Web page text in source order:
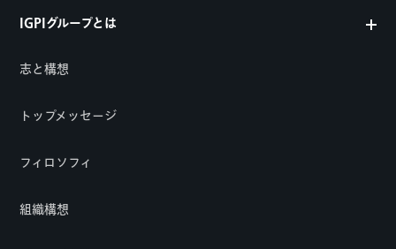
IGPIグループとは
志と構想
トップメッセージ
フィロソフィ
組織構想